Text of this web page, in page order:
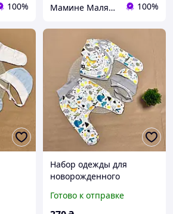
100% Мамине Малятко 100%
Набор одежды для
новорожденного
Готово к отправке